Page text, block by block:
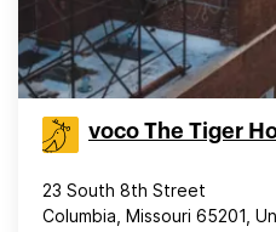
voco The Tiger
23 South 8th Street
Columbia, Missouri 65201,